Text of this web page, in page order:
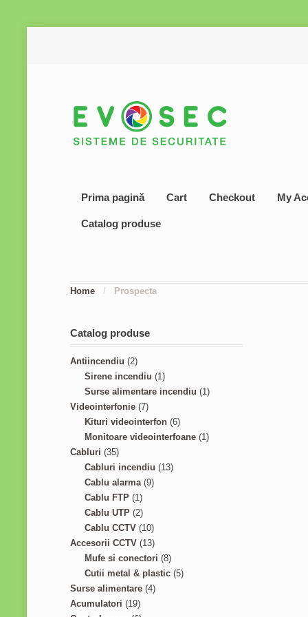
Prima pagină Cart Checkout My
Catalog produse
Home / Prospecta
Catalog produse
Antiincendiu 22
p
r
o
d
u
t
s
Sirene incendiu 11
p
o
d
c
Surse alimentare incendiu 11
o
Videointerfonie 77
p
r
d
u
s
Kituri videointerfon 66
p
Monitoare videointerfoane 11
Cabluri 353
5
p
r
o
d
u
c
t
s
Cabluri incendiu 131
u
c
Cablu alarma 99
o
d
u
c
t
Cablu FTP 11
p
r
o
d
u
c
t
Cablu UTP 22
p
r
o
d
u
c
Cablu CCTV 101
0
p
r
o
Accesorii CCTV 131
3
p
r
Mufe si conectori 88
p
Cutii metal & plastic 55
Surse alimentare 44
Acumulatori 191